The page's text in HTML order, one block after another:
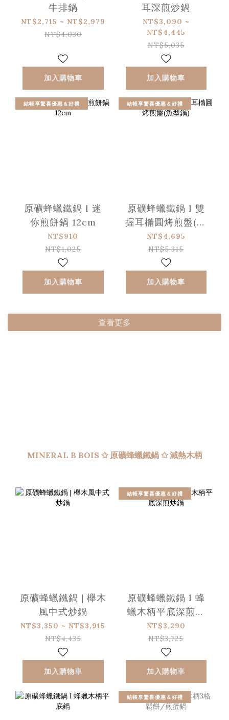
牛排鍋
NT$2,715 ~ NT$2,979
NT$4,030
加入購物車
耳深煎炒鍋
NT$3,090 ~
NT$4,445
NT$5,035
加入購物車
結帳享驚喜優惠＆好禮
原礦蜂蠟鐵鍋 l 迷
你煎餅鍋 12cm
NT$910
NT$1,025
加入購物車
結帳享驚喜優惠＆好禮
原礦蜂蠟鐵鍋 l 雙
握耳橢圓烤煎盤(魚
型鍋)
NT$4,695
NT$5,315
加入購物車
查看更多
MINERAL B BOIS ✩ 原礦蜂蠟鐵鍋 ✩ 減熱木柄
原礦蜂蠟鐵鍋 | 櫸木
風中式炒鍋
NT$3,350 ~ NT$3,915
NT$4,435
加入購物車
結帳享驚喜優惠＆好禮
原礦蜂蠟鐵鍋 l 蜂
蠟木柄平底深煎炒
鍋
NT$3,290
NT$3,725
加入購物車
結帳享驚喜優惠＆好禮